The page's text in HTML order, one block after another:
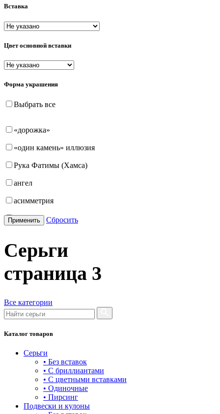
Вставка
Цвет основной вставки
Форма украшения
Выбрать все
«дорожка»
«один камень» иллюзия
Рука Фатимы (Хамса)
ангел
асимметрия
бабочка
башня
бесконечность
булавка
деревья
длинные
для мам
Применить Сбросить
Серьги
страница 3
Все категории
Каталог товаров
Серьги
• Без вставок
• С бриллиантами
• С цветными вставками
• Одиночные
• Пирсинг
Подвески и кулоны